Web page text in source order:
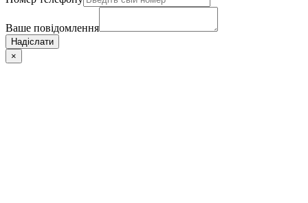
Ваше повідомлення
Надіслати
×